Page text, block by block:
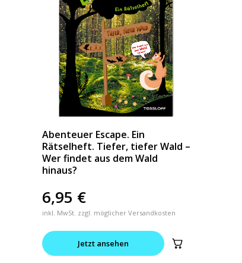
Abenteuer Escape. Ein
Rätselheft. Tiefer, tiefer Wald –
Wer findet aus dem Wald
hinaus?
6,95 €
inkl. MwSt. zzgl. möglicher Versandkosten
Jetzt ansehen